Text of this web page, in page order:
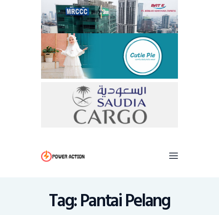
Tag: Pantai Pelang